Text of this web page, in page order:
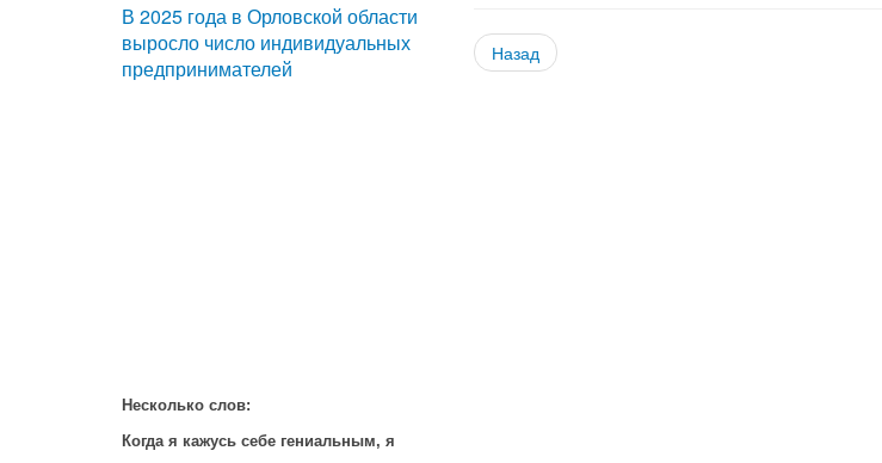
Назад
В 2025 года в Орловской области
выросло число индивидуальных
предпринимателей
Несколько слов:
Когда я кажусь себе гениальным, я